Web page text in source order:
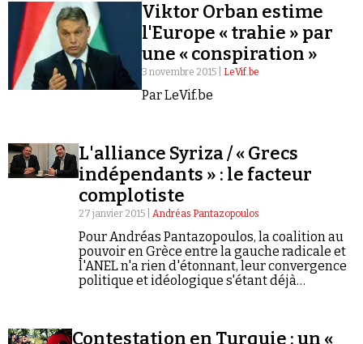
Viktor Orban estime
l'Europe « trahie » par
une « conspiration »
3 novembre 2015 | LeVif.be
Par LeVif.be
L'alliance Syriza / « Grecs
indépendants » : le facteur
complotiste
27 janvier 2015 | Andréas Pantazopoulos
Pour Andréas Pantazopoulos, la coalition au
pouvoir en Grèce entre la gauche radicale et
l'ANEL n'a rien d'étonnant, leur convergence
politique et idéologique s'étant déjà
Contestation en Turquie : un «